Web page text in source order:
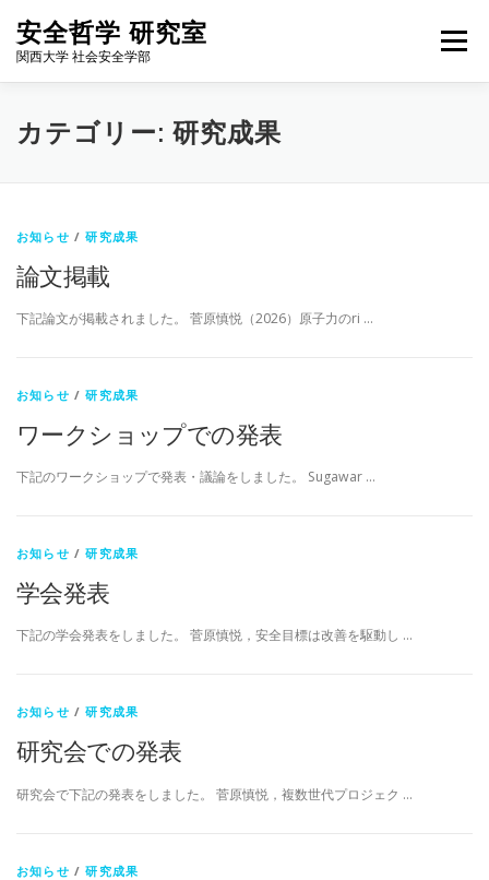
安全哲学 研究室
関西大学 社会安全学部
メニュー
HOME NEWS FOR STUDENTS
カテゴリー: 研究成果
お知らせ /研究成果
論文掲載
下記論文が掲載されました。 菅原慎悦（2026）原子力のri …
お知らせ /研究成果
ワークショップでの発表
下記のワークショップで発表・議論をしました。 Sugawar …
お知らせ /研究成果
学会発表
下記の学会発表をしました。 菅原慎悦，安全目標は改善を駆動し …
お知らせ /研究成果
研究会での発表
研究会で下記の発表をしました。 菅原慎悦，複数世代プロジェク …
お知らせ /研究成果